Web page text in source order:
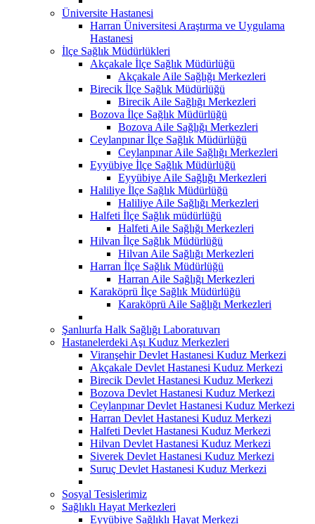
Üniversite Hastanesi
Harran Üniversitesi Araştırma ve Uygulama
Hastanesi
İlçe Sağlık Müdürlükleri
Akçakale İlçe Sağlık Müdürlüğü
Akçakale Aile Sağlığı Merkezleri
Birecik İlçe Sağlık Müdürlüğü
Birecik Aile Sağlığı Merkezleri
Bozova İlçe Sağlık Müdürlüğü
Bozova Aile Sağlığı Merkezleri
Ceylanpınar İlçe Sağlık Müdürlüğü
Ceylanpınar Aile Sağlığı Merkezleri
Eyyübiye İlçe Sağlık Müdürlüğü
Eyyübiye Aile Sağlığı Merkezleri
Haliliye İlçe Sağlık Müdürlüğü
Haliliye Aile Sağlığı Merkezleri
Halfeti İlçe Sağlık müdürlüğü
Halfeti Aile Sağlığı Merkezleri
Hilvan İlçe Sağlık Müdürlüğü
Hilvan Aile Sağlığı Merkezleri
Harran İlçe Sağlık Müdürlüğü
Harran Aile Sağlığı Merkezleri
Karaköprü İlçe Sağlık Müdürlüğü
Karaköprü Aile Sağlığı Merkezleri
Şanlıurfa Halk Sağlığı Laboratuvarı
Hastanelerdeki Aşı Kuduz Merkezleri
Viranşehir Devlet Hastanesi Kuduz Merkezi
Akçakale Devlet Hastanesi Kuduz Merkezi
Birecik Devlet Hastanesi Kuduz Merkezi
Bozova Devlet Hastanesi Kuduz Merkezi
Ceylanpınar Devlet Hastanesi Kuduz Merkezi
Harran Devlet Hastanesi Kuduz Merkezi
Halfeti Devlet Hastanesi Kuduz Merkezi
Hilvan Devlet Hastanesi Kuduz Merkezi
Siverek Devlet Hastanesi Kuduz Merkezi
Suruç Devlet Hastanesi Kuduz Merkezi
Sosyal Tesislerimiz
Sağlıklı Hayat Merkezleri
Eyyübiye Sağlıklı Hayat Merkezi